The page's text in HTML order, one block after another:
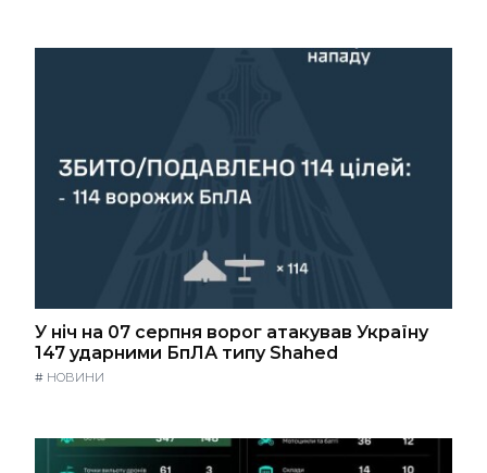
У ніч на 07 серпня ворог атакував Україну
147 ударними БпЛА типу Shahed
# НОВИНИ